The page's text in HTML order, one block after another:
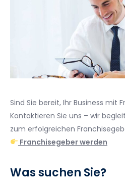
Sind Sie bereit, Ihr Business mit
Kontaktieren Sie uns – wir
zum erfolgreichen
Franchisegeber werden
Was suchen Sie?